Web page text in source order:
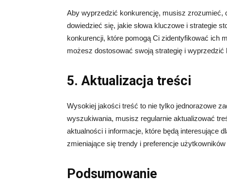
Aby wyprzedzić konkurencję, musisz zrozumieć,
dowiedzieć się, jakie słowa kluczowe i strategie
konkurencji, które pomogą Ci zidentyfikować ich
możesz dostosować swoją strategię i wyprzedzić
5. Aktualizacja treści
Wysokiej jakości treść to nie tylko jednorazowe
wyszukiwania, musisz regularnie aktualizować
aktualności i informacje, które będą interesujące
zmieniające się trendy i preferencje
Podsumowanie